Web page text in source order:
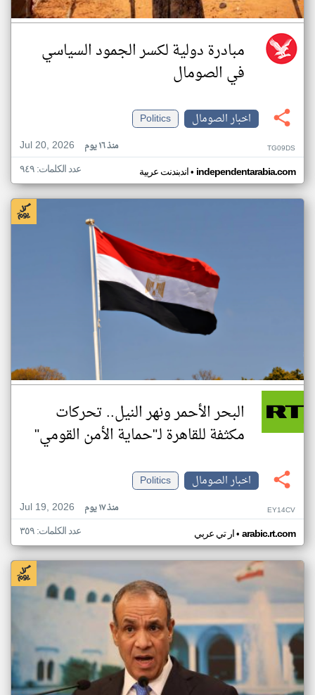
مبادرة دولية لكسر الجمود السياسي
في الصومال
اخبار الصومال
Politics
Jul 20, 2026
منذ ١٦ يوم TG09DS
اندبندنت عربية• independentarabia.com عدد الكلمات: ٩٤٩
البحر الأحمر ونهر النيل.. تحركات
مكثفة للقاهرة لـ"حماية الأمن القومي"
اخبار الصومال
Politics
Jul 19, 2026
منذ ١٧ يوم EY14CV
ار تي عربي• arabic.rt.com عدد الكلمات: ٣٥٩